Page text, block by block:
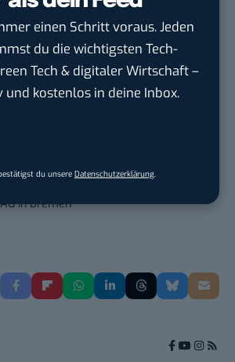
einen Schritt voraus. Jeden
du die wichtigsten Tech-
Tech & digitaler Wirtschaft –
und kostenlos in deine Inbox.
du unsere Datenschutzerklärung
d)
& Meyer-Peteaux New Media
in Rastede
inBremen